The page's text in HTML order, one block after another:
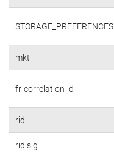
STORAGE_PREFERENCES
mkt
fr-correlation-id
rid
rid.sig